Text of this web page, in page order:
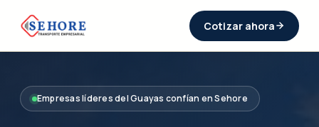
Cotizar ahora
Empresas líderes del Guayas confían en Sehore